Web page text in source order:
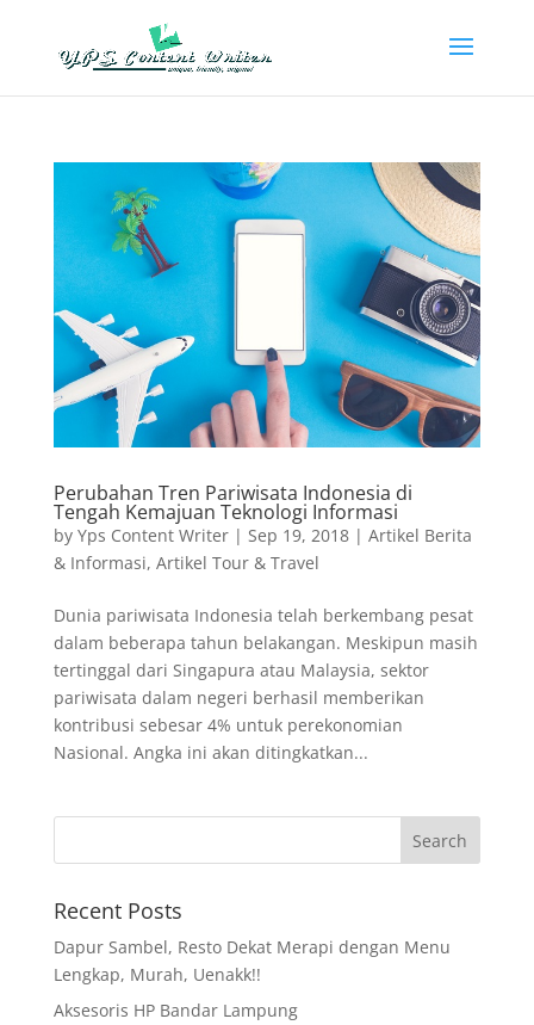
Perubahan Tren Pariwisata Indonesia di
Tengah Kemajuan Teknologi Informasi
by Yps Content Writer| Sep 19, 2018| Artikel Berita
& Informasi, Artikel Tour & Travel
Dunia pariwisata Indonesia telah berkembang pesat
dalam beberapa tahun belakangan. Meskipun masih
tertinggal dari Singapura atau Malaysia, sektor
pariwisata dalam negeri berhasil memberikan
kontribusi sebesar 4% untuk perekonomian
Nasional. Angka ini akan ditingkatkan...
Recent Posts
Dapur Sambel, Resto Dekat Merapi dengan Menu
Lengkap, Murah, Uenakk!!
Aksesoris HP Bandar Lampung